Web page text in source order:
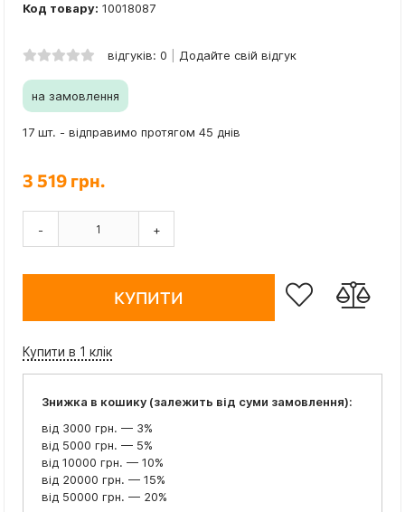
Код товару: 10018087
відгуків: 0 Додайте свій відгук
на замовлення
17 шт. - відправимо протягом 45 днів
3 519 грн.
- +
КУПИТИ
Купити в 1 клік
Знижка в кошику (залежить від суми замовлення):
від 3000 грн. — 3%
від 5000 грн. — 5%
від 10000 грн. — 10%
від 20000 грн. — 15%
від 50000 грн. — 20%